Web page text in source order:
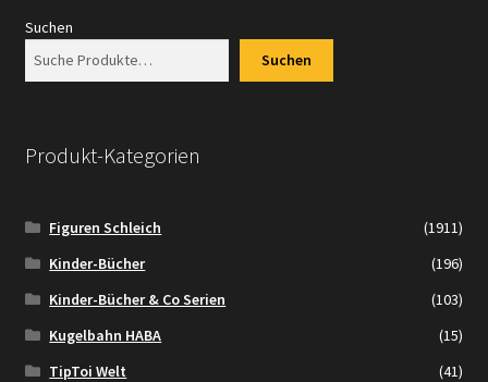
Suchen
Suchen
Produkt-Kategorien
Figuren Schleich
(1911)
Kinder-Bücher
(196)
Kinder-Bücher & Co Serien
(103)
Kugelbahn HABA
(15)
TipToi Welt
(41)